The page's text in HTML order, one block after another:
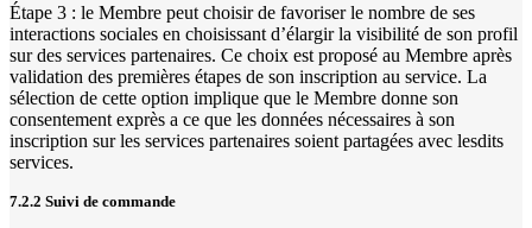
Étape 3 : le Membre peut choisir de favoriser le nombre de ses
interactions sociales en choisissant d’élargir la visibilité de son profil
sur des services partenaires. Ce choix est proposé au Membre après
validation des premières étapes de son inscription au service. La
sélection de cette option implique que le Membre donne son
consentement exprès a ce que les données nécessaires à son
inscription sur les services partenaires soient partagées avec lesdits
services.
7.2.2 Suivi de commande